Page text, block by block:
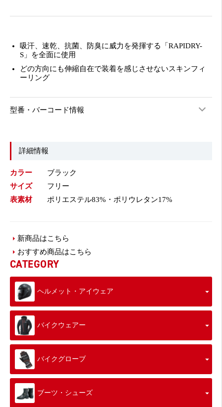
吸汗、速乾、抗菌、防臭に威力を発揮する「RAPIDRY-
S」を全面に使用
どの方向にも伸縮自在で装着を感じさせないスキンフィ
ーリング
型番・バーコード情報
詳細情報
カラー
ブラック
サイズ
フリー
表素材
ポリエステル83%・ポリウレタン17%
新商品はこちら
おすすめ商品はこちら
CATEGORY
ヘルメット・アイウェア
バイクウェアー
バイクグローブ
ブーツ・シューズ